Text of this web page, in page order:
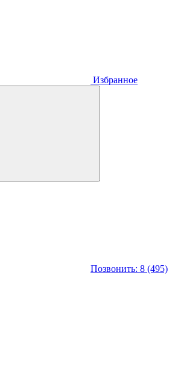
Избранное
Позвонить: 8 (495)